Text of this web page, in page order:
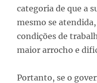
categoria de que a
mesmo se
condições de
maior arrocho e
Portanto, se o